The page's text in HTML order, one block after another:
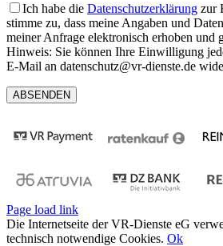
Ich habe die Datenschutzerklärung zur
stimme zu, dass meine Angaben und
meiner Anfrage elektronisch erhoben und
Hinweis: Sie können Ihre Einwilligung
E-Mail an datenschutz@vr-dienste.de
Page load link
Die Internetseite der VR-Dienste eG
technisch notwendige Cookies. Ok